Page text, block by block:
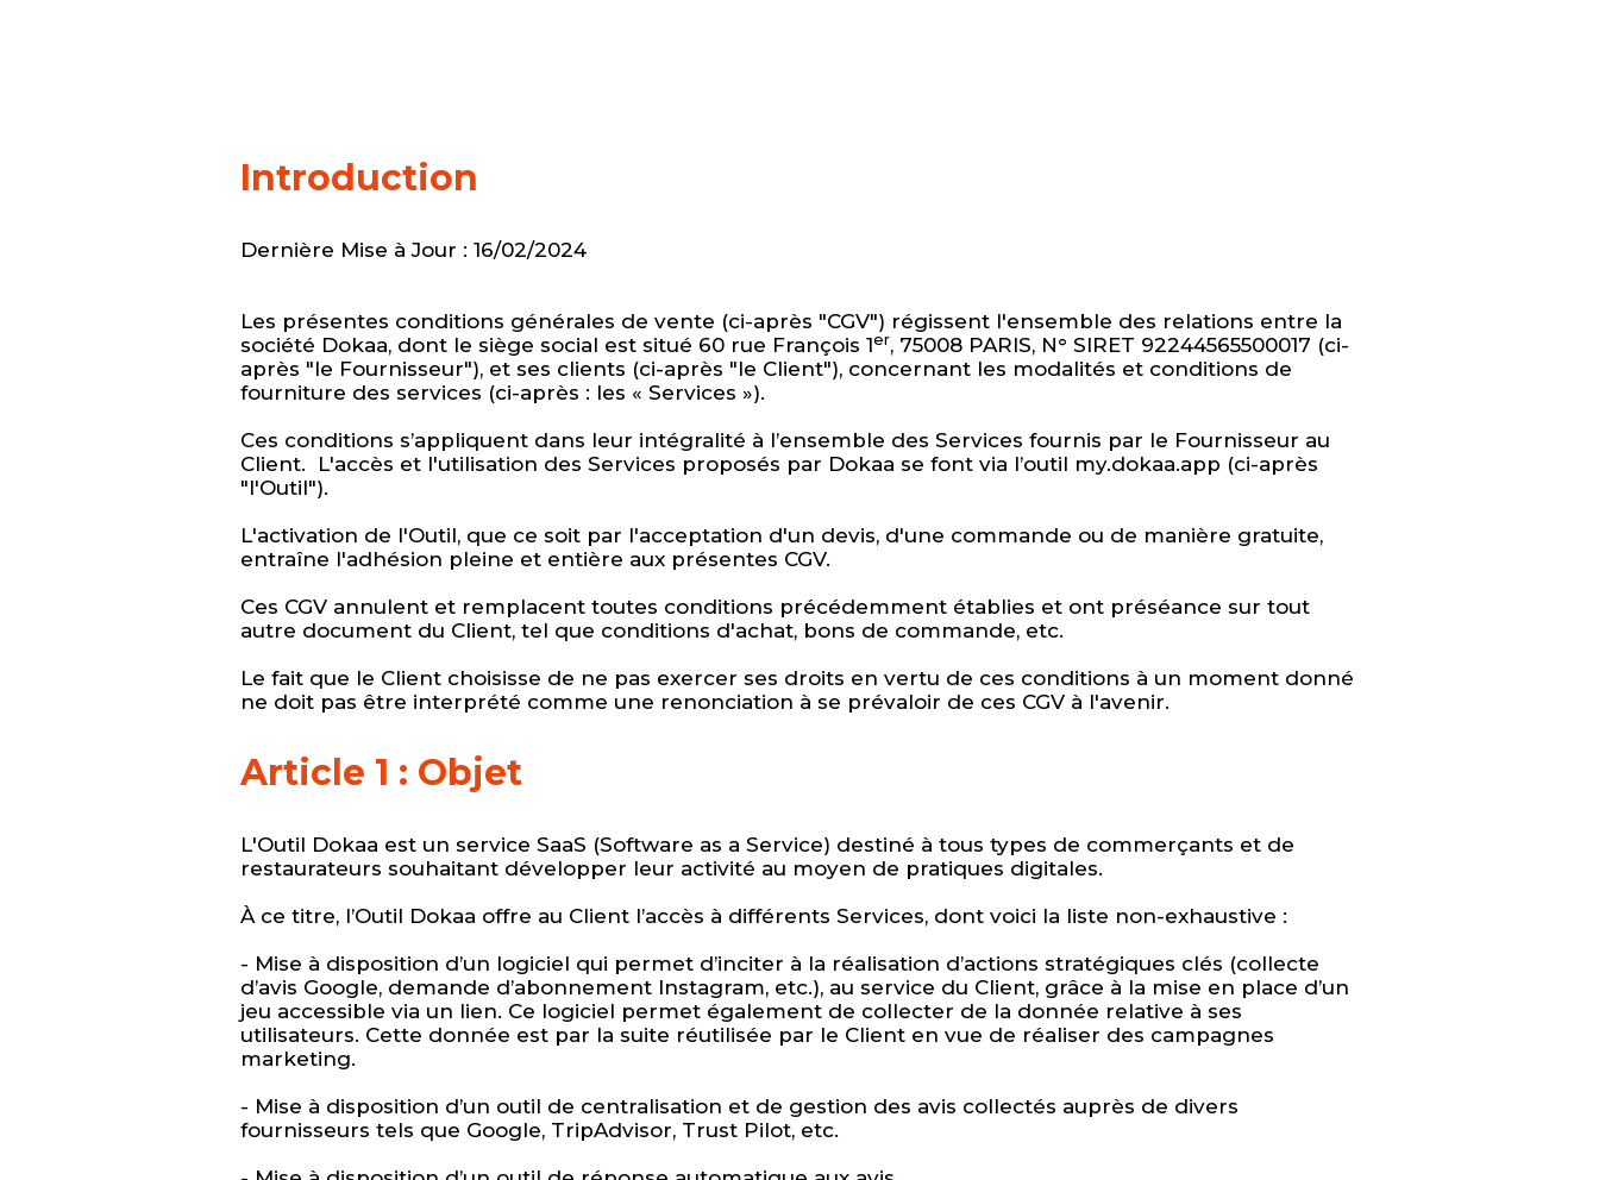
Introduction
Dernière Mise à Jour : 16/02/2024
Les présentes conditions générales de vente (ci-après "CGV") régissent l'ensemble des relations entre la
société Dokaa, dont le siège social est situé 60 rue François 1er, 75008 PARIS, N° SIRET 92244565500017 (ci-
après "le Fournisseur"), et ses clients (ci-après "le Client"), concernant les modalités et conditions de
fourniture des services (ci-après : les « Services »).
Ces conditions s’appliquent dans leur intégralité à l’ensemble des Services fournis par le Fournisseur au
Client. L'accès et l'utilisation des Services proposés par Dokaa se font via l’outil my.dokaa.app (ci-après
"l'Outil").
L'activation de l'Outil, que ce soit par l'acceptation d'un devis, d'une commande ou de manière gratuite,
entraîne l'adhésion pleine et entière aux présentes CGV.
Ces CGV annulent et remplacent toutes conditions précédemment établies et ont préséance sur tout
autre document du Client, tel que conditions d'achat, bons de commande, etc.
Le fait que le Client choisisse de ne pas exercer ses droits en vertu de ces conditions à un moment donné
ne doit pas être interprété comme une renonciation à se prévaloir de ces CGV à l'avenir.
Article 1 : Objet
L'Outil Dokaa est un service SaaS (Software as a Service) destiné à tous types de commerçants et de
restaurateurs souhaitant développer leur activité au moyen de pratiques digitales.
À ce titre, l’Outil Dokaa offre au Client l’accès à différents Services, dont voici la liste non-exhaustive :
- Mise à disposition d’un logiciel qui permet d’inciter à la réalisation d’actions stratégiques clés (collecte
d’avis Google, demande d’abonnement Instagram, etc.), au service du Client, grâce à la mise en place d’un
jeu accessible via un lien. Ce logiciel permet également de collecter de la donnée relative à ses
utilisateurs. Cette donnée est par la suite réutilisée par le Client en vue de réaliser des campagnes
marketing.
- Mise à disposition d’un outil de centralisation et de gestion des avis collectés auprès de divers
fournisseurs tels que Google, TripAdvisor, Trust Pilot, etc.